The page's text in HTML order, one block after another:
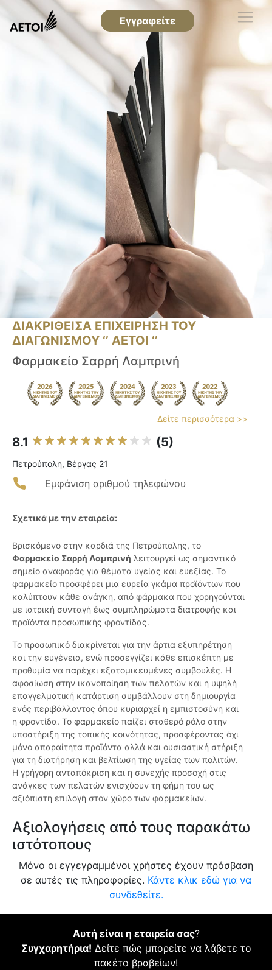
Εγγραφείτε
ΔΙΑΚΡΙΘΕΙΣΑ ΕΠΙΧΕΙΡΗΣΗ ΤΟΥ
ΔΙΑΓΩΝΙΣΜΟΥ ‘’ ΑΕΤΟΙ ‘’
Φαρμακείο Σαρρή Λαμπρινή
Δείτε περισσότερα >>
8.1 (5)
Πετρούπολη, Βέργας 21
Εμφάνιση αριθμού τηλεφώνου
Σχετικά με την εταιρεία:
Βρισκόμενο στην καρδιά της Πετρούπολης, το
Φαρμακείο Σαρρή Λαμπρινή λειτουργεί ως σημαντικό
σημείο αναφοράς για θέματα υγείας και ευεξίας. Το
φαρμακείο προσφέρει μια ευρεία γκάμα προϊόντων που
καλύπτουν κάθε ανάγκη, από φάρμακα που χορηγούνται
με ιατρική συνταγή έως συμπληρώματα διατροφής και
προϊόντα προσωπικής φροντίδας.
Το προσωπικό διακρίνεται για την άρτια εξυπηρέτηση
και την ευγένεια, ενώ προσεγγίζει κάθε επισκέπτη με
προθυμία να παρέχει εξατομικευμένες συμβουλές. Η
αφοσίωση στην ικανοποίηση των πελατών και η υψηλή
επαγγελματική κατάρτιση συμβάλλουν στη δημιουργία
ενός περιβάλλοντος όπου κυριαρχεί η εμπιστοσύνη και
η φροντίδα. Το φαρμακείο παίζει σταθερό ρόλο στην
υποστήριξη της τοπικής κοινότητας, προσφέροντας όχι
μόνο απαραίτητα προϊόντα αλλά και ουσιαστική στήριξη
για τη διατήρηση και βελτίωση της υγείας των πολιτών.
Η γρήγορη ανταπόκριση και η συνεχής προσοχή στις
ανάγκες των πελατών ενισχύουν τη φήμη του ως
αξιόπιστη επιλογή στον χώρο των φαρμακείων.
Αξιολογήσεις από τους παρακάτω
ιστότοπους
Μόνο οι εγγεγραμμένοι χρήστες έχουν πρόσβαση
σε αυτές τις πληροφορίες. Κάντε κλικ εδώ για να
συνδεθείτε.
Αυτή είναι η εταιρεία σας?
Συγχαρητήρια! Δείτε πώς μπορείτε να λάβετε το
πακέτο βραβείων!